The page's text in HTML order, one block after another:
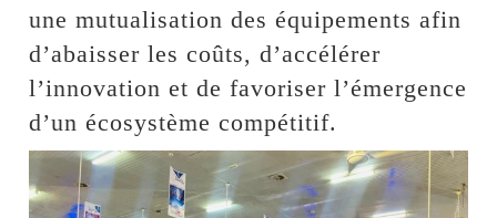
une mutualisation des équipements afin
d’abaisser les coûts, d’accélérer
l’innovation et de favoriser l’émergence
d’un écosystème compétitif.